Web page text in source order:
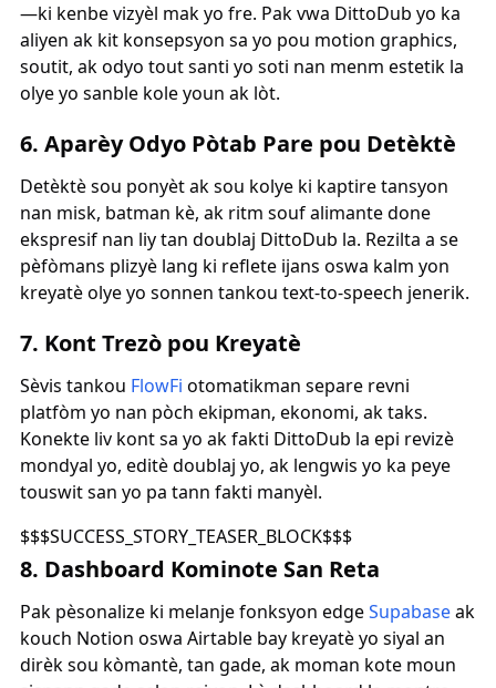
—ki kenbe vizyèl mak yo fre. Pak vwa DittoDub yo ka
aliyen ak kit konsepsyon sa yo pou motion graphics,
soutit, ak odyo tout santi yo soti nan menm estetik la
olye yo sanble kole youn ak lòt.
6. Aparèy Odyo Pòtab Pare pou Detèktè
Detèktè sou ponyèt ak sou kolye ki kaptire tansyon
nan misk, batman kè, ak ritm souf alimante done
ekspresif nan liy tan doublaj DittoDub la. Rezilta a se
pèfòmans plizyè lang ki reflete ijans oswa kalm yon
kreyatè olye yo sonnen tankou text-to-speech jenerik.
7. Kont Trezò pou Kreyatè
Sèvis tankou FlowFi otomatikman separe revni
platfòm yo nan pòch ekipman, ekonomi, ak taks.
Konekte liv kont sa yo ak fakti DittoDub la epi revizè
mondyal yo, editè doublaj yo, ak lengwis yo ka peye
touswit san yo pa tann fakti manyèl.
$$$SUCCESS_STORY_TEASER_BLOCK$$$
8. Dashboard Kominote San Reta
Pak pèsonalize ki melanje fonksyon edgeSupabaseak
kouch Notion oswa Airtable bay kreyatè yo siyal an
dirèk sou kòmantè, tan gade, ak moman kote moun